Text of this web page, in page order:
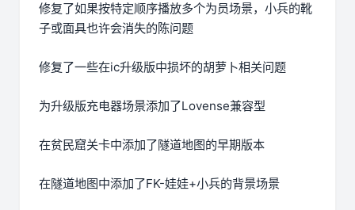
修复了如果按特定顺序播放多个为员场景，小兵的靴
子或面具也许会消失的陈问题
修复了一些在ic升级版中损坏的胡萝卜相关问题
为升级版充电器场景添加了Lovense兼容型
在贫民窟关卡中添加了隧道地图的早期版本
在隧道地图中添加了FK-娃娃+小兵的背景场景